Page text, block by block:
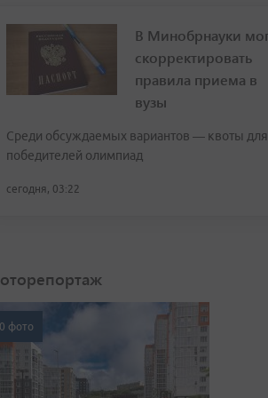
В Минобрнауки
скорректировать
правила приема в
вузы
Среди обсуждаемых вариантов — квоты для
победителей олимпиад
сегодня, 03:22
фото